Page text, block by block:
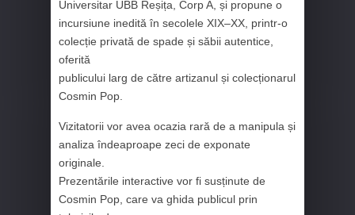
Universitar UBB Reșița, Corp A, și propune o
incursiune inedită în secolele XIX–XX, printr-o
colecție privată de spade și săbii autentice,
oferită
publicului larg de către artizanul și colecționarul
Cosmin Pop.
Vizitatorii vor avea ocazia rară de a manipula și
analiza îndeaproape zeci de exponate
originale.
Prezentările interactive vor fi susținute de
Cosmin Pop, care va ghida publicul prin